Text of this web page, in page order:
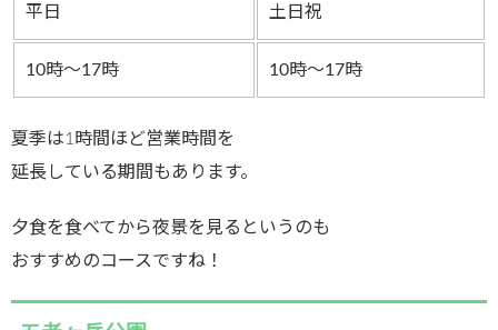
平日 土日祝
10時～17時 10時～17時
夏季は1時間ほど営業時間を
延長している期間もあります。
夕食を食べてから夜景を見るというのも
おすすめのコースですね！